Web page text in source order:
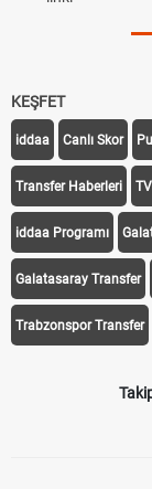
KEŞFET
iddaa Canlı Skor
Transfer Haberleri
iddaa Programı
Galatasaray Transfer
Trabzonspor Transfer